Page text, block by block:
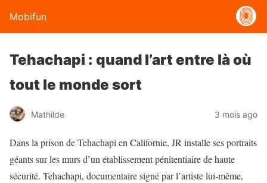
Mobifun
Tehachapi : quand l’art entre là où
tout le monde sort
Mathilde 3 mois ago
Dans la prison de Tehachapi en Californie, JR installe ses portraits
géants sur les murs d’un établissement pénitentiaire de haute
sécurité. Tehachapi, documentaire signé par l’artiste lui-même,